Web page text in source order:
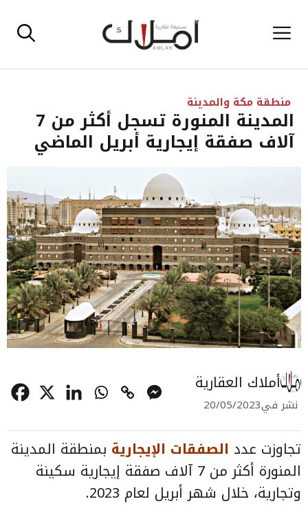
إلى القائمة
منطقة مكة والمدينة
المدينة المنورة تسجل أكثر من 7
آلاف صفقة إيجارية أبريل الماضي
أملاك العقارية
نشر في20/05/2023
تجاوزت عدد الصفقات الإيجارية بمنطقة المدينة
المنورة أكثر من 7 آلاف صفقة إيجارية سكينة
وتجارية، خلال شهر أبريل لعام 2023.